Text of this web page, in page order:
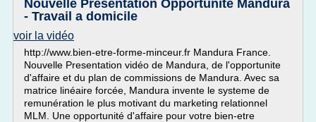
Nouvelle Présentation Opportunité Mandura
- Travail a domicile
voir la vidéo
http://www.bien-etre-forme-minceur.fr Mandura France.
Nouvelle Presentation vidéo de Mandura, de l'opportunite
d'affaire et du plan de commissions de Mandura. Avec sa
matrice linéaire forcée, Mandura invente le systeme de
remunération le plus motivant du marketing relationnel
MLM. Une opportunité d'affaire pour votre bien-etre